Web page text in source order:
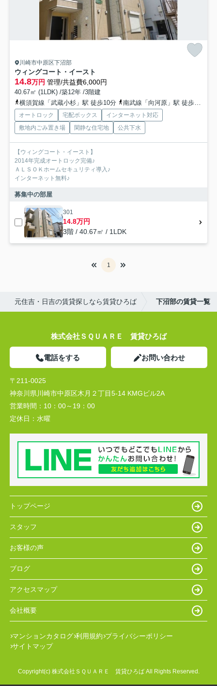
川崎市中原区下沼部
ウィングコート・イースト
14.8万円 管理/共益費6,000円
40.67㎡ (1LDK) /築12年 /3階建
横須賀線「武蔵小杉」駅 徒歩10分
南武線「向河原」駅 徒歩5分
オートロック 宅配ボックス
インターネット対応
敷地内ごみ置き場
閑静な住宅地 公共下水
【ウィングコート・イースト】
2014年完成オートロック完備♪
ＡＬＳＯＫホームセキュリティ導入♪
インターネット無料♪
募集中の部屋
301
14.8万円
3階 / 40.67㎡ / 1LDK
1
元住吉・日吉の賃貸探しなら賃貸ひろば 下沼部の賃貸一覧
株式会社ＳＱＵＡＲＥ 賃貸ひろば
電話をする お問い合わせ
〒211-0025
神奈川県川崎市中原区木月２丁目5-14 KMGビル2A
営業時間： 10：00～19：00
定休日： 水曜
トップページ
スタッフ
お客様の声
ブログ
アクセスマップ
会社概要
マンションカタログ 利用規約 プライバシーポリシー
サイトマップ
Copyright(c) 株式会社ＳＱＵＡＲＥ 賃貸ひろば All Rights Reserved.